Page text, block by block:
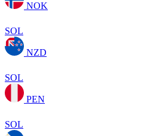
NOK
SOL
NZD
SOL
PEN
SOL